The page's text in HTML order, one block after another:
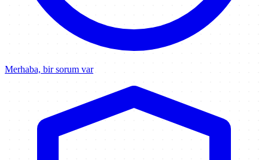
Merhaba, bir sorum var